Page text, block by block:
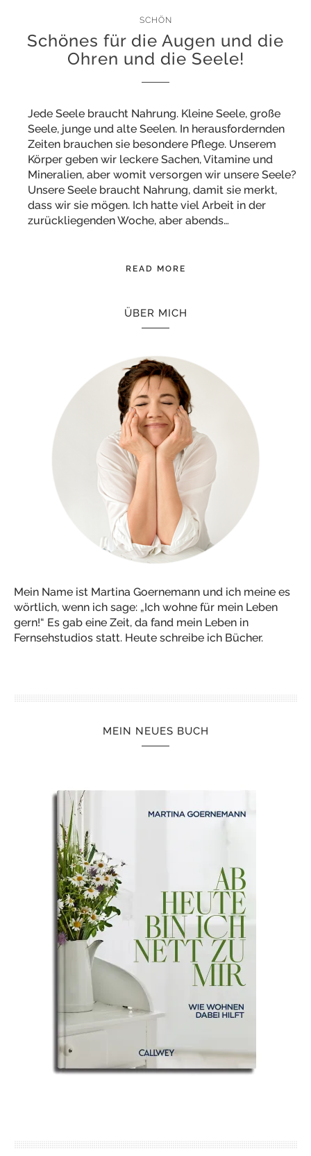
SCHÖN
Schönes für die Augen und die
Ohren und die Seele!
Jede Seele braucht Nahrung. Kleine Seele, große
Seele, junge und alte Seelen. In herausfordernden
Zeiten brauchen sie besondere Pflege. Unserem
Körper geben wir leckere Sachen, Vitamine und
Mineralien, aber womit versorgen wir unsere Seele?
Unsere Seele braucht Nahrung, damit sie merkt,
dass wir sie mögen. Ich hatte viel Arbeit in der
zurückliegenden Woche, aber abends…
READ MORE
ÜBER MICH
Mein Name ist Martina Goernemann und ich meine es
wörtlich, wenn ich sage: „Ich wohne für mein Leben
gern!“ Es gab eine Zeit, da fand mein Leben in
Fernsehstudios statt. Heute schreibe ich Bücher.
MEIN NEUES BUCH